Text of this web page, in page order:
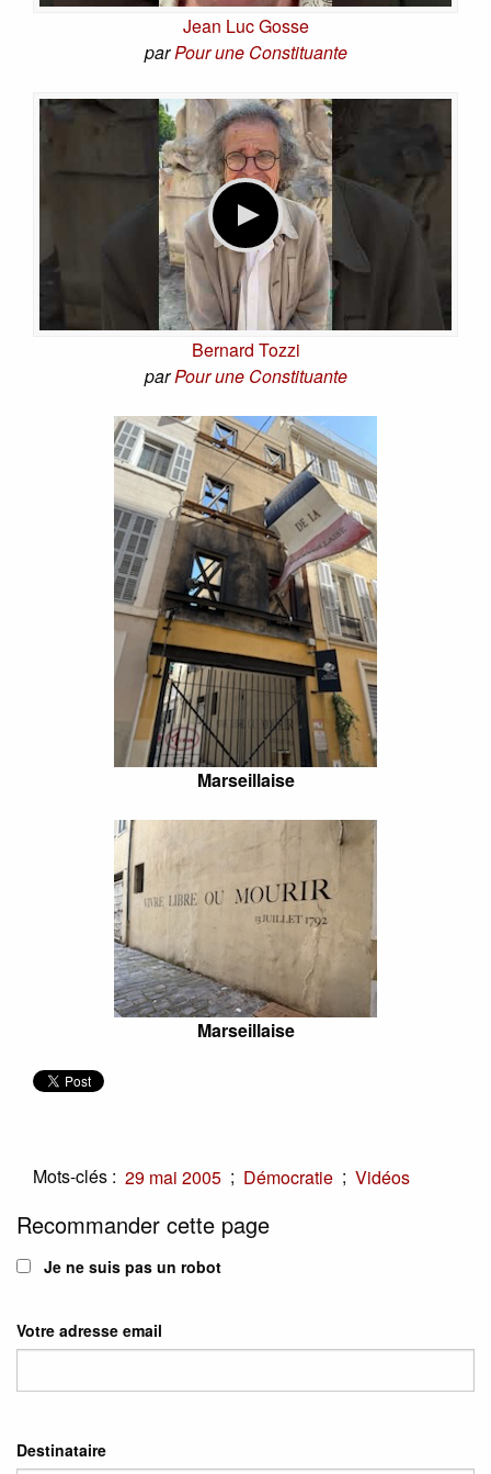
Jean Luc Gosse
parPour une Constituante
Bernard Tozzi
parPour une Constituante
Marseillaise
Marseillaise
Mots-clés : 29 mai 2005 ; Démocratie ; Vidéos
Recommander cette page
Je ne suis pas un robot
Votre adresse email
Destinataire